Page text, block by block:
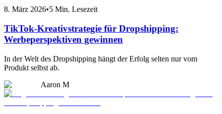
8. März 2026•5 Min. Lesezeit
TikTok-Kreativstrategie für Dropshipping:
Werbeperspektiven gewinnen
In der Welt des Dropshipping hängt der Erfolg selten nur vom
Produkt selbst ab.
Aaron M